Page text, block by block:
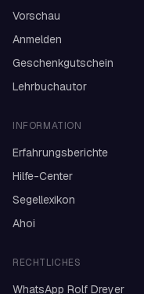
Vorschau
Anmelden
Geschenkgutschein
Lehrbuchautor
INFORMATION
Erfahrungsberichte
Hilfe-Center
Segellexikon
Ahoi
RECHTLICHES
WhatsApp Rolf Dreyer